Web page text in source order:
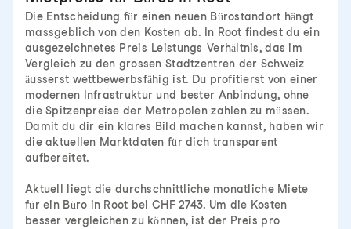
Die Entscheidung für einen neuen Bürostandort hängt
massgeblich von den Kosten ab. In Root findest du ein
ausgezeichnetes Preis-Leistungs-Verhältnis, das im
Vergleich zu den grossen Stadtzentren der Schweiz
äusserst wettbewerbsfähig ist. Du profitierst von einer
modernen Infrastruktur und bester Anbindung, ohne
die Spitzenpreise der Metropolen zahlen zu müssen.
Damit du dir ein klares Bild machen kannst, haben wir
die aktuellen Marktdaten für dich transparent
aufbereitet.
Aktuell liegt die durchschnittliche monatliche Miete
für ein Büro in Root bei CHF 2743. Um die Kosten
besser vergleichen zu können, ist der Preis pro